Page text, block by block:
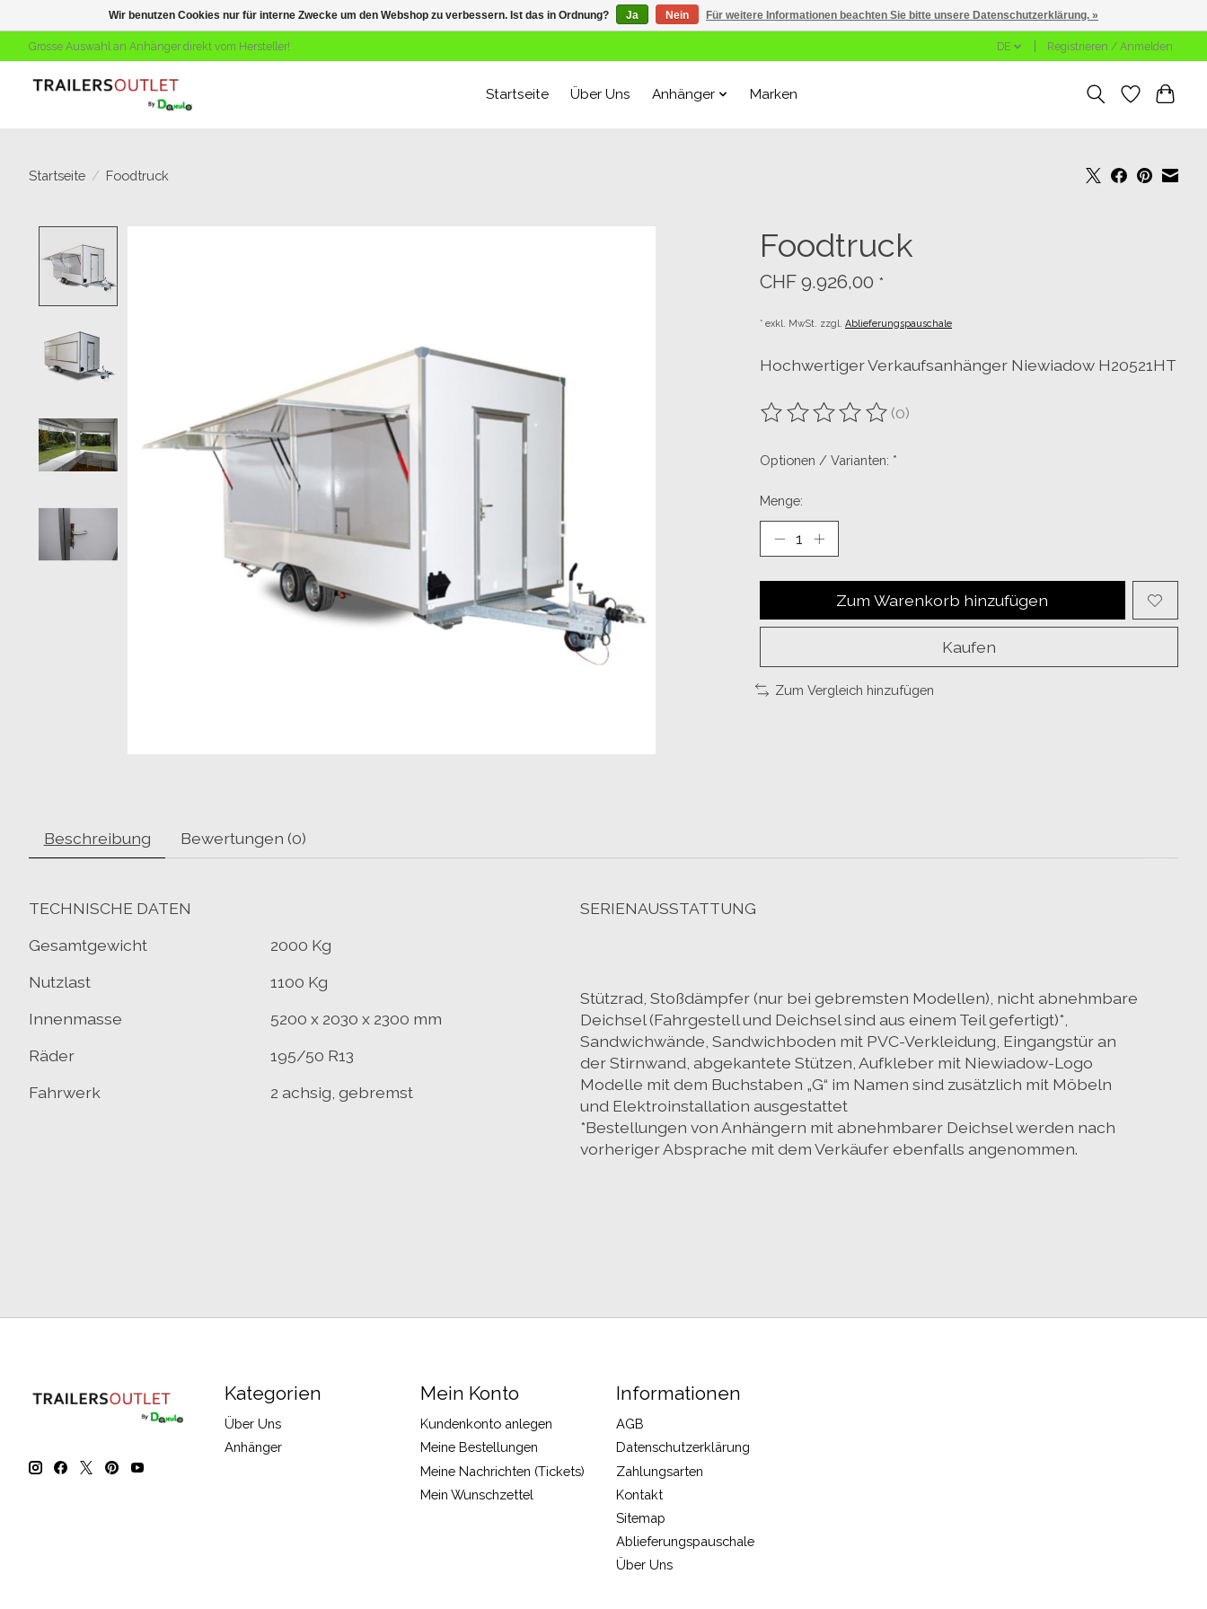
Grosse Auswahl an Anhänger direkt vom Hersteller! DE Registrieren / Anmelden
Startseite Über Uns Anhänger Marken
Startseite / Foodtruck
Foodtruck
CHF 9.926,00 *
* exkl. MwSt. zzgl. Ablieferungspauschale
Hochwertiger Verkaufsanhänger Niewiadow H20521HT
Die Bewertung dieses Produkts ist
(0)
Optionen / Varianten: *
Menge:
Zum Warenkorb hinzufügen
Kaufen
Zum Vergleich hinzufügen
Beschreibung Bewertungen (0)
TECHNISCHE DATEN
SERIENAUSSTATTUNG
Gesamtgewicht
2000 Kg
Nutzlast
1100 Kg
Innenmasse
5200 x 2030 x 2300 mm
Räder
195/50 R13
Fahrwerk
2 achsig, gebremst
Stützrad, Stoßdämpfer (nur bei gebremsten Modellen), nicht abnehmbare
Deichsel (Fahrgestell und Deichsel sind aus einem Teil gefertigt)*,
Sandwichwände, Sandwichboden mit PVC-Verkleidung, Eingangstür an
der Stirnwand, abgekantete Stützen, Aufkleber mit Niewiadow-Logo
Modelle mit dem Buchstaben „G“ im Namen sind zusätzlich mit Möbeln
und Elektroinstallation ausgestattet
*Bestellungen von Anhängern mit abnehmbarer Deichsel werden nach
vorheriger Absprache mit dem Verkäufer ebenfalls angenommen.
Kategorien
Über Uns
Anhänger
Mein Konto
Kundenkonto anlegen
Meine Bestellungen
Meine Nachrichten (Tickets)
Mein Wunschzettel
Informationen
AGB
Datenschutzerklärung
Zahlungsarten
Kontakt
Sitemap
Ablieferungspauschale
Über Uns
Wir benutzen Cookies nur für interne Zwecke um den Webshop zu verbessern. Ist das in Ordnung? Ja Nein Für weitere Informationen beachten Sie bitte unsere Datenschutzerklärung. »